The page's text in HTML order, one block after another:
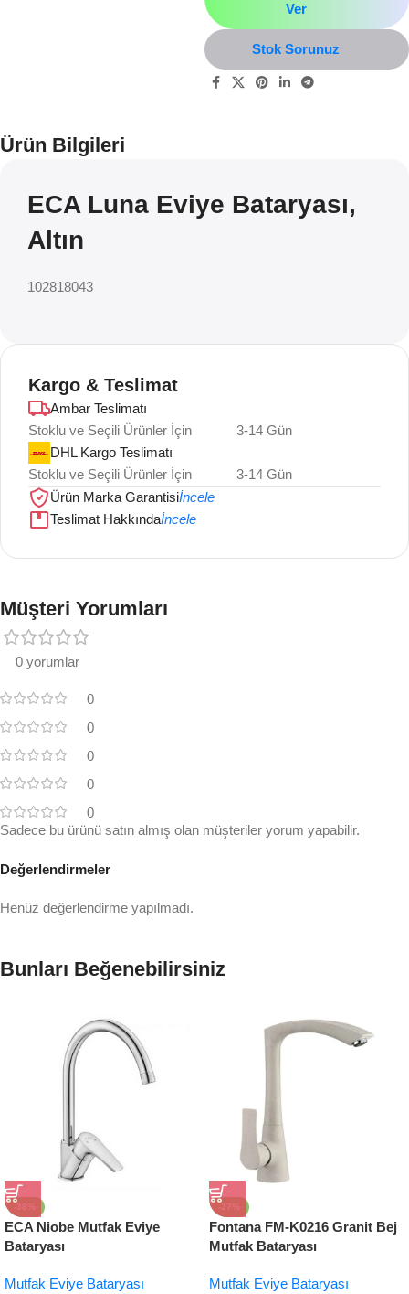
Ver
Stok Sorunuz
Ürün Bilgileri
ECA Luna Eviye Bataryası,
Altın
102818043
Kargo & Teslimat
Ambar Teslimatı
Stoklu ve Seçili Ürünler İçin
3-14 Gün
DHL Kargo Teslimatı
Stoklu ve Seçili Ürünler İçin
3-14 Gün
Ürün Marka Garantisiİncele
Teslimat Hakkındaİncele
Müşteri Yorumları
0 yorumlar
0
0
0
0
0
Değerlendirmeler
Henüz değerlendirme yapılmadı.
Sadece bu ürünü satın almış olan müşteriler yorum yapabilir.
Bunları Beğenebilirsiniz
-38%
ECA Niobe Mutfak Eviye
Bataryası
Mutfak Eviye Bataryası
-27%
Fontana FM-K0216 Granit Bej
Mutfak Bataryası
Mutfak Eviye Bataryası